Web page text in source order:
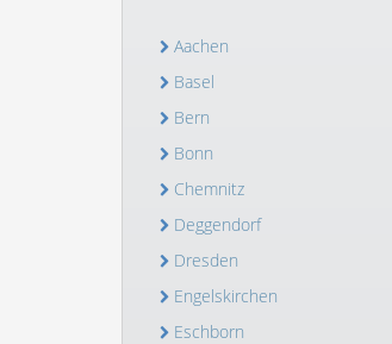
Aachen
Basel
Bern
Bonn
Chemnitz
Deggendorf
Dresden
Engelskirchen
Eschborn